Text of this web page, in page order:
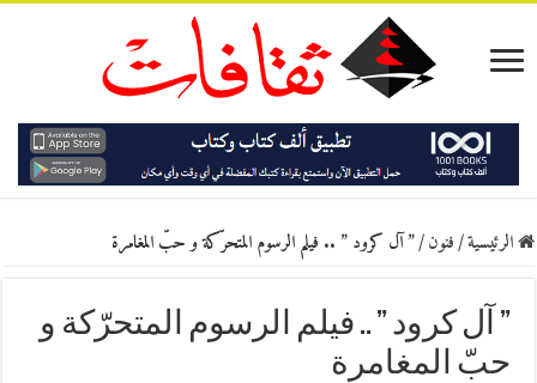
الرئيسية/فنون/” آل كرود ” .. فيلم الرسوم المتحرّكة و حبّ المغامرة
” آل كرود ” .. فيلم الرسوم المتحرّكة و
حبّ المغامرة